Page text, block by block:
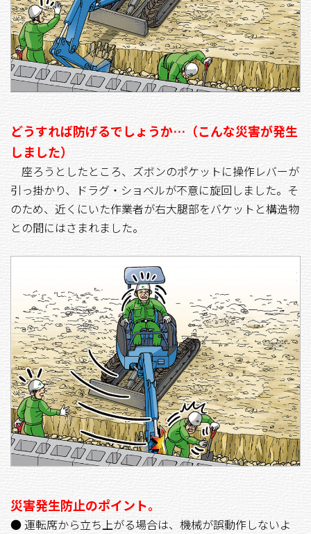
どうすれば防げるでしょうか…（こんな災害が発生
しました）
座ろうとしたところ、ズボンのポケットに操作レバーが
引っ掛かり、ドラグ・ショベルが不意に旋回しました。そ
のため、近くにいた作業者が右大腿部をバケットと構造物
との間にはさまれました。
災害発生防止のポイント。
● 運転席から立ち上がる場合は、機械が誤動作しないよ